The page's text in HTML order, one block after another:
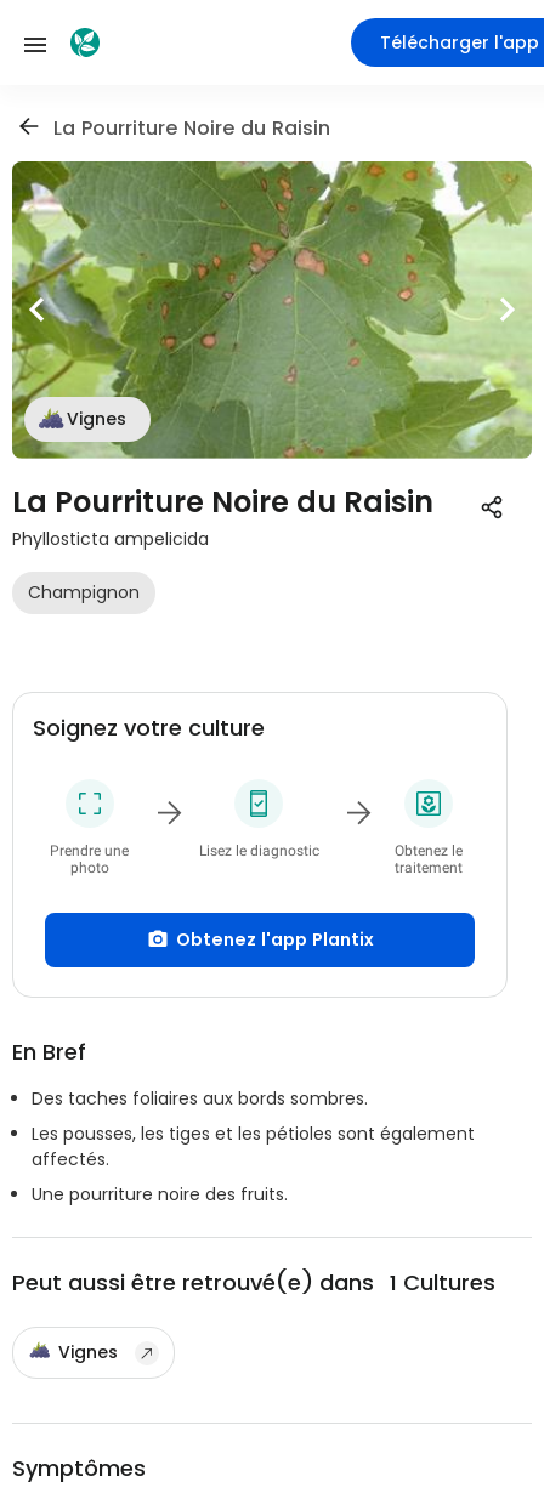
Télécharger l'app
La Pourriture Noire du Raisin
Vignes
La Pourriture Noire du Raisin
Phyllosticta ampelicida
Champignon
Soignez votre culture
Prendre une
photo
Lisez le diagnostic
Obtenez le
traitement
Obtenez l'app Plantix
En Bref
Des taches foliaires aux bords sombres.
Les pousses, les tiges et les pétioles sont également
affectés.
Une pourriture noire des fruits.
Peut aussi être retrouvé(e) dans 1 Cultures
Vignes
Symptômes